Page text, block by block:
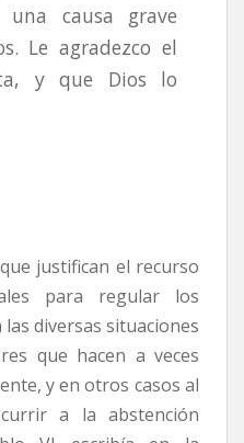
causa grave
Le agradezco el
y que Dios lo
justifican el recurso
para regular los
diversas situaciones
que hacen a veces
y en otros casos al
a la abstención